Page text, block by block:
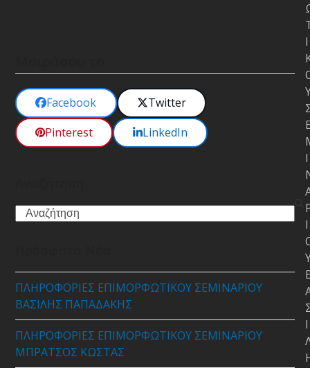
Facebook
Twitter
Pinterest
LinkedIn
Search
ΠΛΗΡΟΦΟΡΙΕΣ ΕΠΙΜΟΡΦΩΤΙΚΟΥ ΣΕΜΙΝΑΡΙΟΥ
ΒΑΣΙΛΗΣ ΠΑΠΑΔΑΚΗΣ
ΠΛΗΡΟΦΟΡΙΕΣ ΕΠΙΜΟΡΦΩΤΙΚΟΥ ΣΕΜΙΝΑΡΙΟΥ
ΜΠΡΑΤΣΟΣ ΚΩΣΤΑΣ
Ι
Ι
Ι
Ι